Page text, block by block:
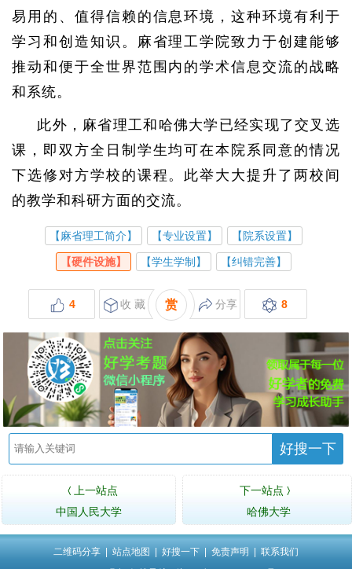
易用的、值得信赖的信息环境，这种环境有利于
学习和创造知识。麻省理工学院致力于创建能够
推动和便于全世界范围内的学术信息交流的战略
和系统。
此外，麻省理工和哈佛大学已经实现了交叉选
课，即双方全日制学生均可在本院系同意的情况
下选修对方学校的课程。此举大大提升了两校间
的教学和科研方面的交流。
【麻省理工简介】 【专业设置】 【院系设置】
【硬件设施】 【学生学制】 【纠错完善】
4 收 藏 赏 分享 8
好搜一下
〈
上一站点
中国人民大学
下一站点 〉
哈佛大学
二维码分享 站点地图 好搜一下 免责声明
联系我们